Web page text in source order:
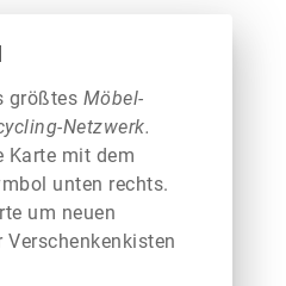
größtes Möbel-
Netzwerk.
Karte mit dem
unten rechts.
um neuen
Verschenkenkisten